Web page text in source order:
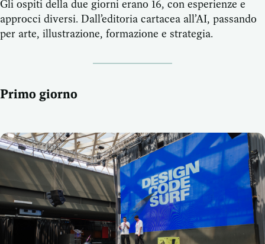
Gli ospiti della due giorni erano 16, con esperienze e
approcci diversi. Dall’editoria cartacea all’AI, passando
per arte, illustrazione, formazione e strategia.
Primo giorno